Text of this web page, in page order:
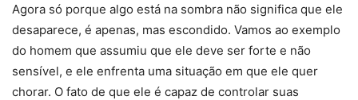
Agora só porque algo está na sombra não significa que ele
desaparece, é apenas, mas escondido. Vamos ao exemplo
do homem que assumiu que ele deve ser forte e não
sensível, e ele enfrenta uma situação em que ele quer
chorar. O fato de que ele é capaz de controlar suas